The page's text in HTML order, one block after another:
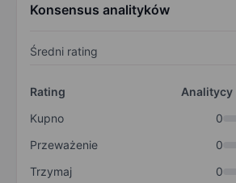
Konsensus analityków
Średni rating
Rating
Analitycy
Kupno
0
Przeważenie
0
Trzymaj
0